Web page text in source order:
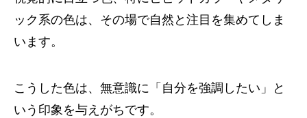
ック系の色は、その場で自然と注目を集めてしま
います。
こうした色は、無意識に「自分を強調したい」と
いう印象を与えがちです。